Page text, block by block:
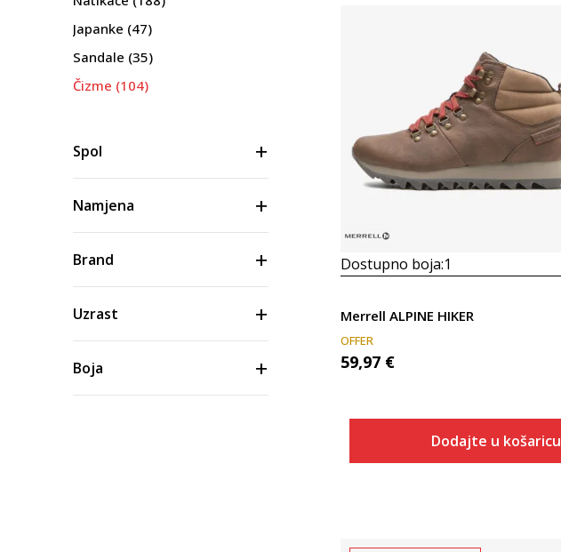
Japanke (47)
Sandale (35)
Čizme (104)
Obuća za jedrenje
Spol
Namjena
Brand
Uzrast
Boja
Uporedi
Dostupno boja:1
Merrell ALPINE HIKER
OFFER
59,97 €
Dodajte u košaricu